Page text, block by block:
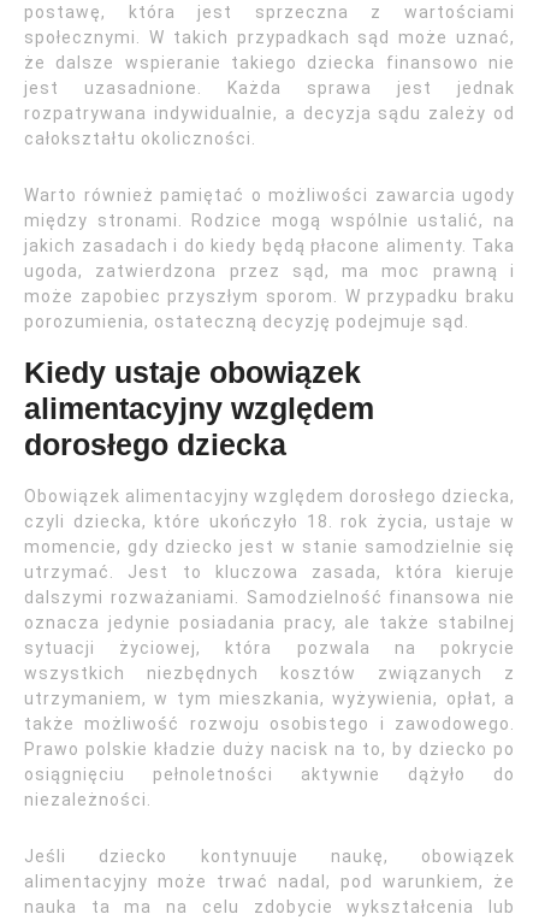
postawę, która jest sprzeczna z wartościami
społecznymi. W takich przypadkach sąd może uznać,
że dalsze wspieranie takiego dziecka finansowo nie
jest uzasadnione. Każda sprawa jest jednak
rozpatrywana indywidualnie, a decyzja sądu zależy od
całokształtu okoliczności.
Warto również pamiętać o możliwości zawarcia ugody
między stronami. Rodzice mogą wspólnie ustalić, na
jakich zasadach i do kiedy będą płacone alimenty. Taka
ugoda, zatwierdzona przez sąd, ma moc prawną i
może zapobiec przyszłym sporom. W przypadku braku
porozumienia, ostateczną decyzję podejmuje sąd.
Kiedy ustaje obowiązek
alimentacyjny względem
dorosłego dziecka
Obowiązek alimentacyjny względem dorosłego dziecka,
czyli dziecka, które ukończyło 18. rok życia, ustaje w
momencie, gdy dziecko jest w stanie samodzielnie się
utrzymać. Jest to kluczowa zasada, która kieruje
dalszymi rozważaniami. Samodzielność finansowa nie
oznacza jedynie posiadania pracy, ale także stabilnej
sytuacji życiowej, która pozwala na pokrycie
wszystkich niezbędnych kosztów związanych z
utrzymaniem, w tym mieszkania, wyżywienia, opłat, a
także możliwość rozwoju osobistego i zawodowego.
Prawo polskie kładzie duży nacisk na to, by dziecko po
osiągnięciu pełnoletności aktywnie dążyło do
niezależności.
Jeśli dziecko kontynuuje naukę, obowiązek
alimentacyjny może trwać nadal, pod warunkiem, że
nauka ta ma na celu zdobycie wykształcenia lub